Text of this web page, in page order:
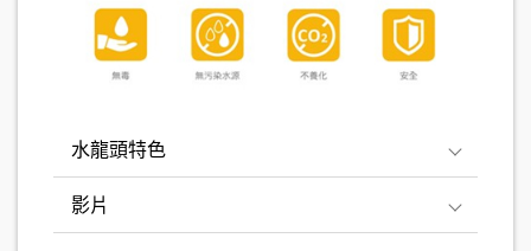
水龍頭特色
影片